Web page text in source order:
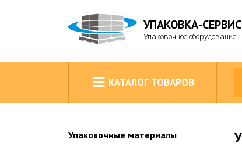
УПАКОВКА-СЕРВИС
Упаковочное оборудование
КАТАЛОГ ТОВАРОВ
Упаковочные материалы